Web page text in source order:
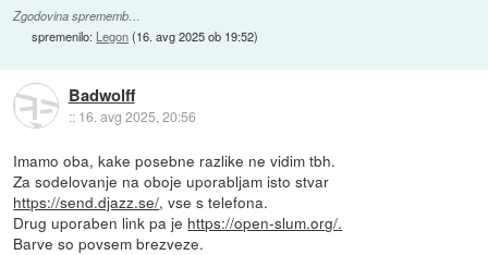
Zgodovina sprememb…
spremenilo: Legon(16. avg 2025 ob 19:52)
Badwolff
:: 16. avg 2025, 20:56
Imamo oba, kake posebne razlike ne vidim tbh.
Za sodelovanje na oboje uporabljam isto stvar
https://send.djazz.se/, vse s telefona.
Drug uporaben link pa je https://open-slum.org/.
Barve so povsem brezveze.